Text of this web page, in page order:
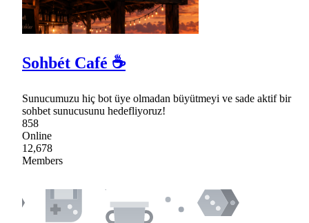
Sohbét Café ☕
Sunucumuzu hiç bot üye olmadan büyütmeyi ve sade aktif bir
sohbet sunucusunu hedefliyoruz!
858
Online
12,678
Members